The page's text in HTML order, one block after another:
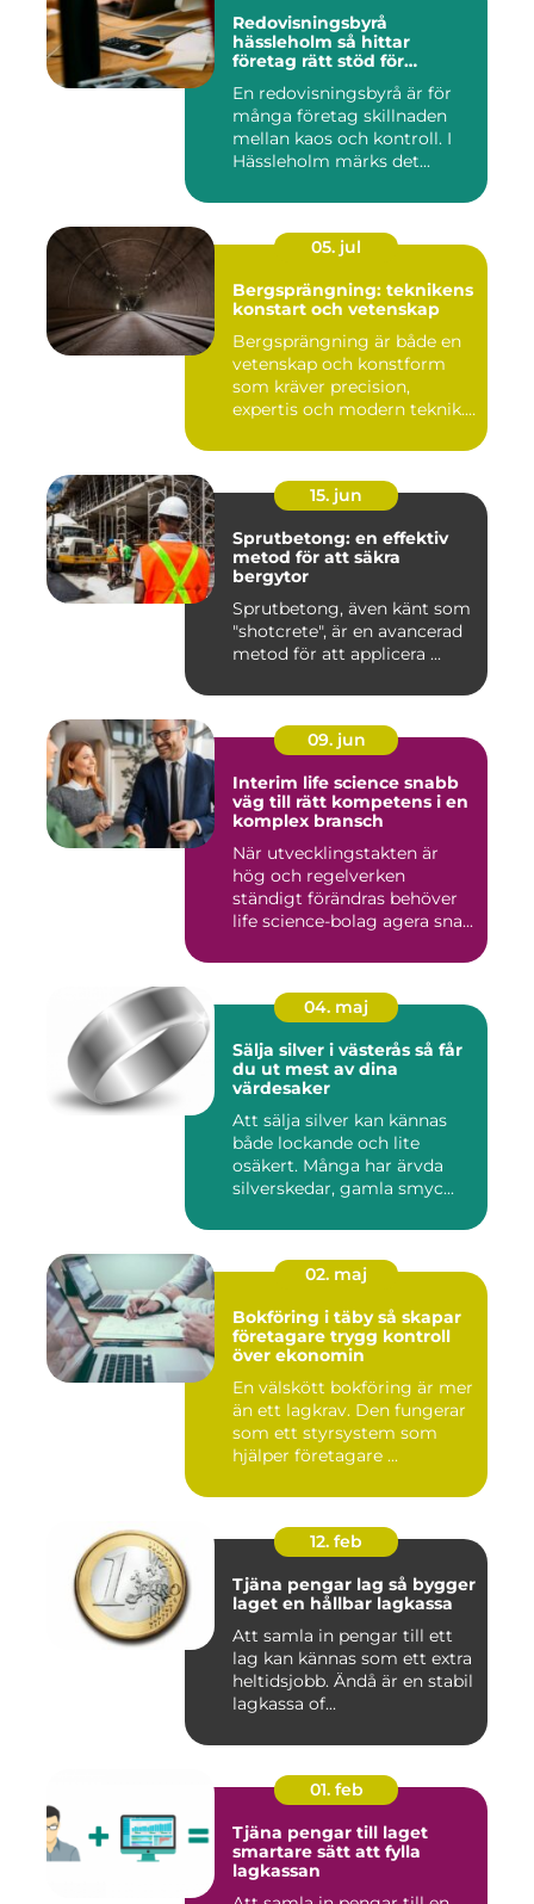
Redovisningsbyrå
hässleholm så hittar
företag rätt stöd för
En redovisningsbyrå är för
många företag skillnaden
mellan kaos och kontroll. I
Hässleholm märks det...
05. jul
Bergsprängning: teknikens
konstart och vetenskap
Bergsprängning är både en
vetenskap och konstform
som kräver precision,
expertis och modern teknik.
15. jun
Sprutbetong: en effektiv
metod för att säkra
bergytor
Sprutbetong, även känt som
"shotcrete", är en avancerad
metod för att applicera ...
09. jun
Interim life science snabb
väg till rätt kompetens i en
komplex bransch
När utvecklingstakten är
hög och regelverken
ständigt förändras behöver
life science-bolag agera sna...
04. maj
Sälja silver i västerås så får
du ut mest av dina
värdesaker
Att sälja silver kan kännas
både lockande och lite
osäkert. Många har ärvda
silverskedar, gamla smyc...
02. maj
Bokföring i täby så skapar
företagare trygg kontroll
över ekonomin
En välskött bokföring är mer
än ett lagkrav. Den fungerar
som ett styrsystem som
hjälper företagare ...
12. feb
Tjäna pengar lag så bygger
laget en hållbar lagkassa
Att samla in pengar till ett
lag kan kännas som ett extra
heltidsjobb. Ändå är en stabil
lagkassa of...
01. feb
Tjäna pengar till laget
smartare sätt att fylla
lagkassan